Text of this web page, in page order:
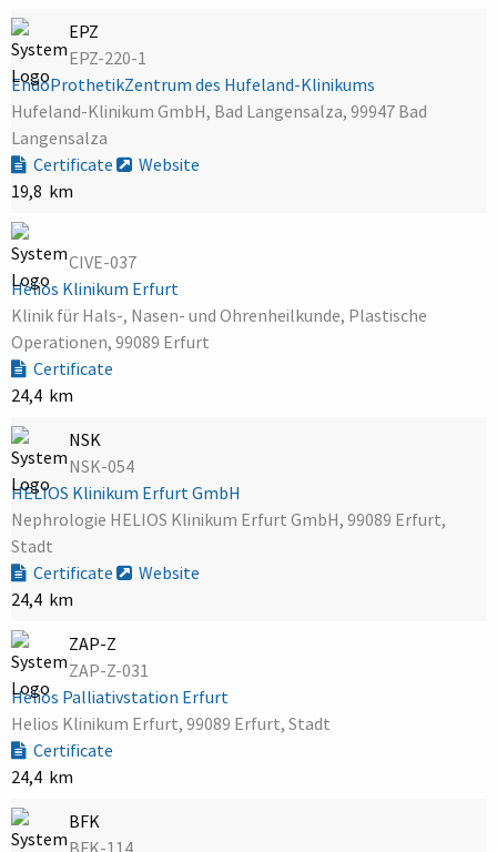
EPZ
EPZ-220-1
EndoProthetikZentrum des Hufeland-Klinikums
Hufeland-Klinikum GmbH, Bad Langensalza, 99947 Bad
Langensalza
Certificate
Website
19,8 km
CIVE-037
Helios Klinikum Erfurt
Klinik für Hals-, Nasen- und Ohrenheilkunde, Plastische
Operationen, 99089 Erfurt
Certificate
24,4 km
NSK
NSK-054
HELIOS Klinikum Erfurt GmbH
Nephrologie HELIOS Klinikum Erfurt GmbH, 99089 Erfurt,
Stadt
Certificate
Website
24,4 km
ZAP-Z
ZAP-Z-031
Helios Palliativstation Erfurt
Helios Klinikum Erfurt, 99089 Erfurt, Stadt
Certificate
24,4 km
BFK
BFK-114